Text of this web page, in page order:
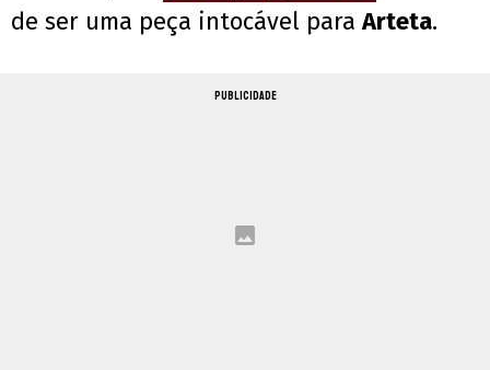
de ser uma peça intocável paraArteta.
PUBLICIDADE